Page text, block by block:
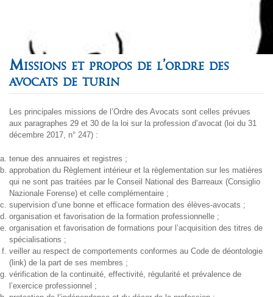
Missions et propos de l’ordre des
avocats de turin
Les principales missions de l’Ordre des Avocats sont celles prévues
aux paragraphes 29 et 30 de la loi sur la profession d’avocat (loi du 31
décembre 2017, n° 247) :
tenue des annuaires et registres ;
approbation du Règlement intérieur et la règlementation sur les matières
qui ne sont pas traitées par le Conseil National des Barreaux (Consiglio
Nazionale Forense) et celle complémentaire ;
supervision d’une bonne et efficace formation des élèves-avocats ;
organisation et favorisation de la formation professionnelle ;
organisation et favorisation de formations pour l’acquisition des titres de
spécialisations ;
veiller au respect de comportements conformes au Code de déontologie
(link) de la part de ses membres ;
vérification de la continuité, effectivité, régularité et prévalence de
l’exercice professionnel ;